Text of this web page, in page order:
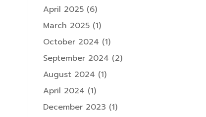
April 2025 (6)
March 2025 (1)
October 2024 (1)
September 2024 (2)
August 2024 (1)
April 2024 (1)
December 2023 (1)